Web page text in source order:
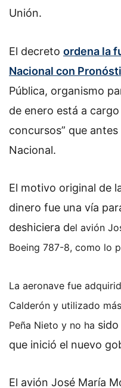
Unión.
El decreto ordena la
Nacional con
Pública, organismo
de enero está a
concursos” que
Nacional.
El motivo original de
dinero fue una vía
deshiciera del avión
Boeing 787-8, como lo
La aeronave fue
Calderón y utilizado
Peña Nieto y no ha
que inició el nuevo
El avión José María